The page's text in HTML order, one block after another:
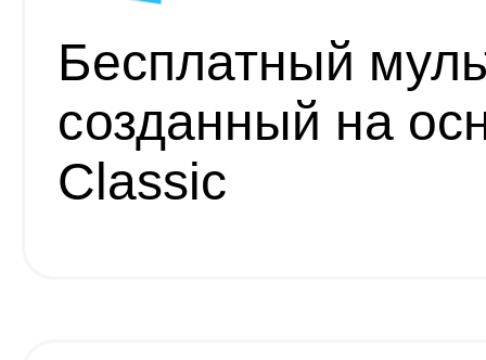
Бесплатный
созданный на
Classic